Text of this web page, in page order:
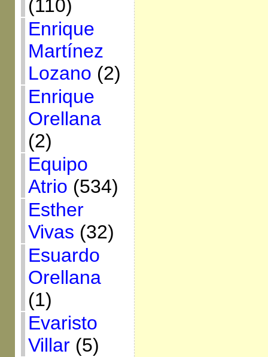
(110)
Enrique
Martínez
Lozano (2)
Enrique
Orellana
(2)
Equipo
Atrio (534)
Esther
Vivas (32)
Esuardo
Orellana
(1)
Evaristo
Villar(5)